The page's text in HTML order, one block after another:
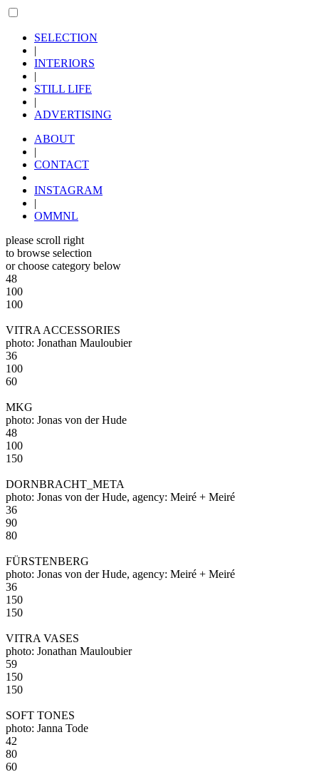
SELECTION
|
INTERIORS
|
STILL LIFE
|
ADVERTISING
ABOUT
|
CONTACT
INSTAGRAM
|
OMMNL
please scroll right
to browse selection
or choose category below
48
100
100
VITRA ACCESSORIES
photo: Jonathan Mauloubier
36
100
60
MKG
photo: Jonas von der Hude
48
100
150
DORNBRACHT_META
photo: Jonas von der Hude, agency: Meiré + Meiré
36
90
80
FÜRSTENBERG
photo: Jonas von der Hude, agency: Meiré + Meiré
36
150
150
VITRA VASES
photo: Jonathan Mauloubier
59
150
150
SOFT TONES
photo: Janna Tode
42
80
60